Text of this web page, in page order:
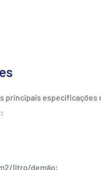
principais especificações
litro/demão;